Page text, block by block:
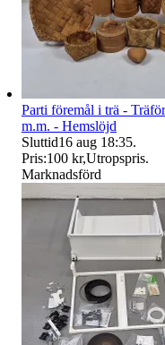
Parti föremål i trä -
m.m. - Hemslöjd
Sluttid16 aug 18:35.
Pris:100 kr,Utropspris.
Marknadsförd